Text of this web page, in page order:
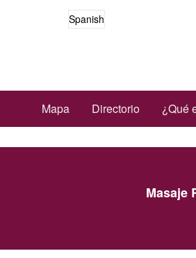
Spanish
Mapa Directorio ¿Qué
Masaje